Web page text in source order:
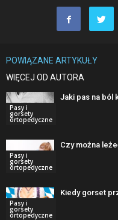
POWIĄZANE ARTYKUŁY
WIĘCEJ OD AUTORA
Pasy i
gorsety
ortopedyczne
Jaki pas na ból
Pasy i
gorsety
ortopedyczne
Czy można
Pasy i
gorsety
ortopedyczne
Kiedy gorset